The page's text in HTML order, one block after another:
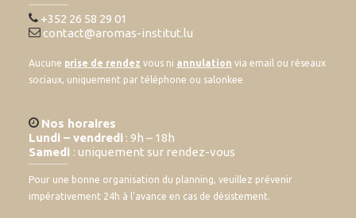
+352 26 58 29 01
contact@aromas-institut.lu
Aucune prise de rendez vous ni annulation via email ou réseaux
sociaux, uniquement par téléphone ou salonkee
Nos horaires
Lundi – vendredi : 9h – 18h
Samedi : uniquement sur rendez-vous
Pour une bonne organisation du planning, veuillez prévenir
impérativement 24h à l’avance en cas de désistement.